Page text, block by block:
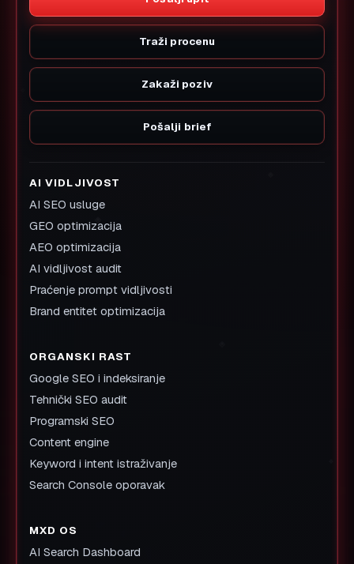
Traži procenu
Zakaži poziv
Pošalji brief
AI VIDLJIVOST
AI SEO usluge
GEO optimizacija
AEO optimizacija
AI vidljivost audit
Praćenje prompt vidljivosti
Brand entitet optimizacija
ORGANSKI RAST
Google SEO i indeksiranje
Tehnički SEO audit
Programski SEO
Content engine
Keyword i intent istraživanje
Search Console oporavak
MXD OS
AI Search Dashboard